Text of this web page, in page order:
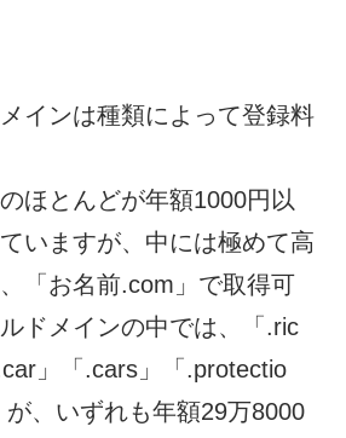
インは種類によって登録料
ほとんどが年額1000円以
いますが、中には極めて高
「お名前.com」で取得可
ドメインの中では、「.ric
」「.cars」「.protectio
、いずれも年額29万8000